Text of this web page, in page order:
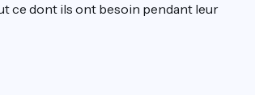
ce dont ils ont besoin pendant leur